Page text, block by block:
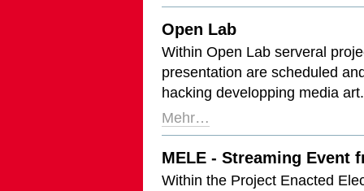
Open Lab
Within Open Lab serveral
presentation are scheduled
hacking developping media art.
Mehr…
MELE - Streaming Event
Within the Project Enacted